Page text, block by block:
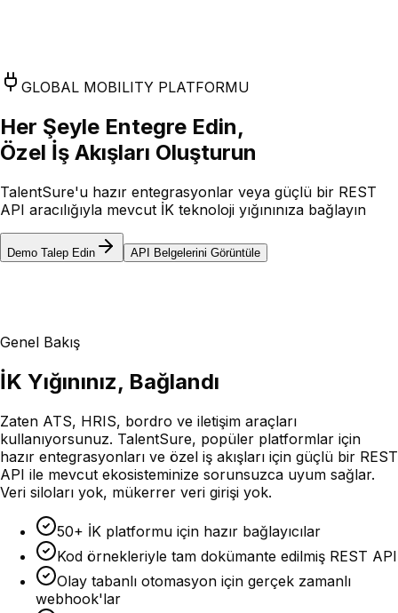
GLOBAL MOBILITY PLATFORMU
Her Şeyle Entegre Edin,
Özel İş Akışları Oluşturun
TalentSure'u hazır entegrasyonlar veya güçlü bir REST
API aracılığıyla mevcut İK teknoloji yığınınıza bağlayın
Demo Talep Edin API Belgelerini Görüntüle
Genel Bakış
İK Yığınınız, Bağlandı
Zaten ATS, HRIS, bordro ve iletişim araçları
kullanıyorsunuz. TalentSure, popüler platformlar için
hazır entegrasyonları ve özel iş akışları için güçlü bir REST
API ile mevcut ekosisteminize sorunsuzca uyum sağlar.
Veri siloları yok, mükerrer veri girişi yok.
50+ İK platformu için hazır bağlayıcılar
Kod örnekleriyle tam dokümante edilmiş REST API
Olay tabanlı otomasyon için gerçek zamanlı
webhook'lar